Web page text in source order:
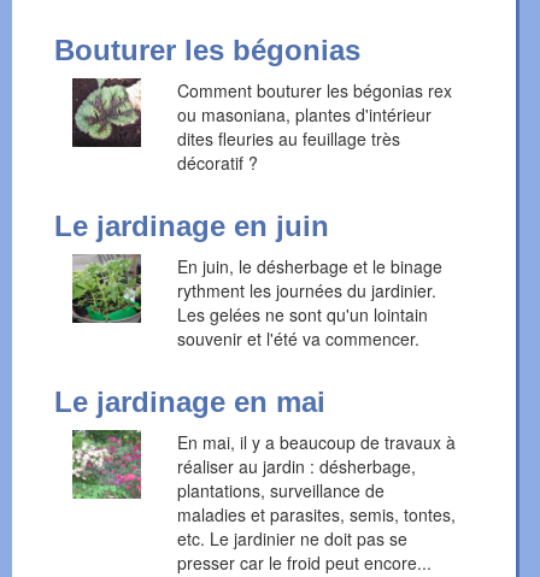
Bouturer les bégonias
Comment bouturer les bégonias rex
ou masoniana, plantes d'intérieur
dites fleuries au feuillage très
décoratif ?
Le jardinage en juin
En juin, le désherbage et le binage
rythment les journées du jardinier.
Les gelées ne sont qu'un lointain
souvenir et l'été va commencer.
Le jardinage en mai
En mai, il y a beaucoup de travaux à
réaliser au jardin : désherbage,
plantations, surveillance de
maladies et parasites, semis, tontes,
etc. Le jardinier ne doit pas se
presser car le froid peut encore...